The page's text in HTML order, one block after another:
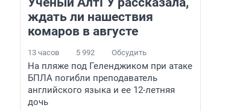
ждать ли нашествия
комаров в августе
13 часов 5 992 Обсудить
На пляже под Геленджиком при атаке
БПЛА погибли преподаватель
английского языка и ее 12-летняя
дочь